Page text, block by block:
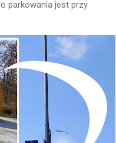
parkowania jest przy